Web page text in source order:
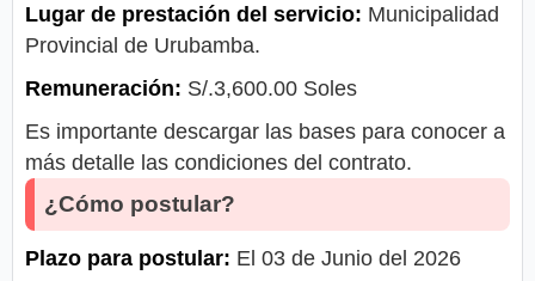
Lugar de prestación del servicio: Municipalidad
Provincial de Urubamba.
Remuneración: S/.3,600.00 Soles
Es importante descargar las bases para conocer a
más detalle las condiciones del contrato.
¿Cómo postular?
Plazo para postular: El 03 de Junio del 2026